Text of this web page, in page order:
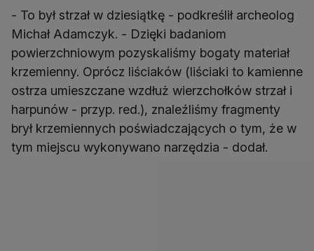
- To był strzał w dziesiątkę - podkreślił archeolog
Michał Adamczyk. - Dzięki badaniom
powierzchniowym pozyskaliśmy bogaty materiał
krzemienny. Oprócz liściaków (liściaki to kamienne
ostrza umieszczane wzdłuż wierzchołków strzał i
harpunów - przyp. red.), znaleźliśmy fragmenty
brył krzemiennych poświadczających o tym, że w
tym miejscu wykonywano narzędzia - dodał.